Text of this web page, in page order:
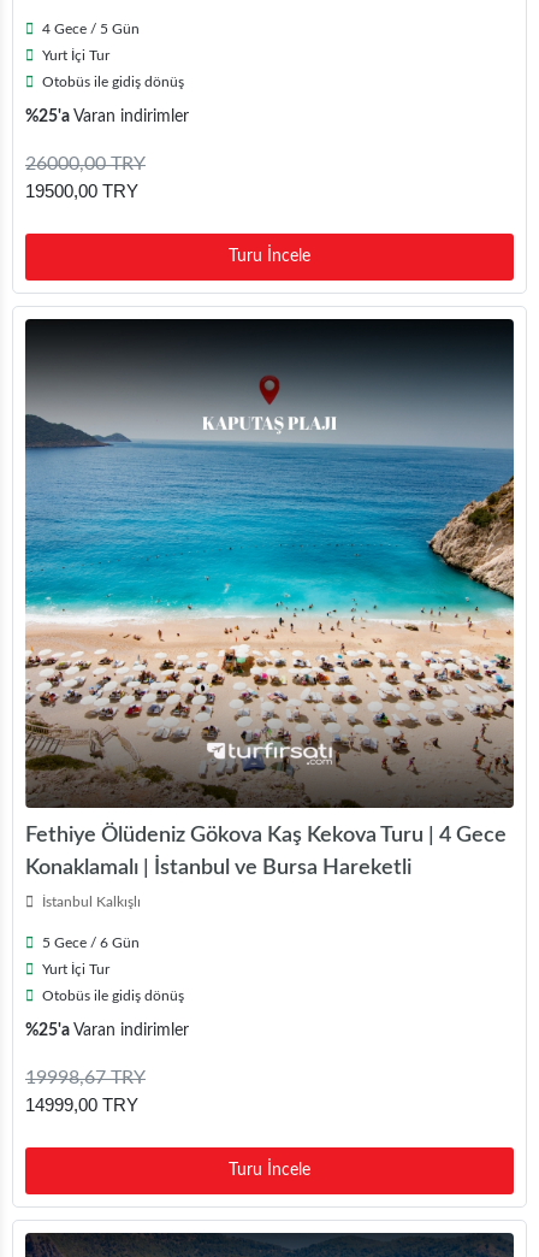
4 Gece / 5 Gün
Yurt İçi Tur
Otobüs ile gidiş dönüş
%25'a Varan indirimler
26000,00 TRY
19500,00 TRY
Turu İncele
Fethiye Ölüdeniz Gökova Kaş Kekova Turu | 4 Gece
Konaklamalı | İstanbul ve Bursa Hareketli
İstanbul Kalkışlı
5 Gece / 6 Gün
Yurt İçi Tur
Otobüs ile gidiş dönüş
%25'a Varan indirimler
19998,67 TRY
14999,00 TRY
Turu İncele